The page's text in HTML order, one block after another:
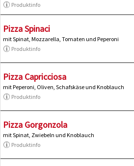
Produktinfo
Pizza Spinaci
mit Spinat, Mozzarella, Tomaten und Peperoni
Produktinfo
Pizza Capricciosa
mit Peperoni, Oliven, Schafskäse und Knoblauch
Produktinfo
Pizza Gorgonzola
mit Spinat, Zwiebeln und Knoblauch
Produktinfo